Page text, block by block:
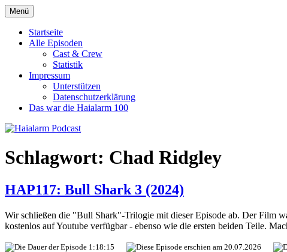
Zum
Inhalt
springen
Haialarm Podcast
Benni und Jörn sprechen über Haifilme
Menü
Startseite
Alle Episoden
Cast & Crew
Statistik
Impressum
Unterstützen
Datenschutzerklärung
Das war die Haialarm 100
Schlagwort: Chad Ridgley
HAP117: Bull Shark 3 (2024)
Wir schließen die "Bull Shark"-Trilogie mit dieser Episode ab. Der Film
kostenlos auf Youtube verfügbar - ebenso wie die ersten beiden Teile.
1:18:15 20.07.2026